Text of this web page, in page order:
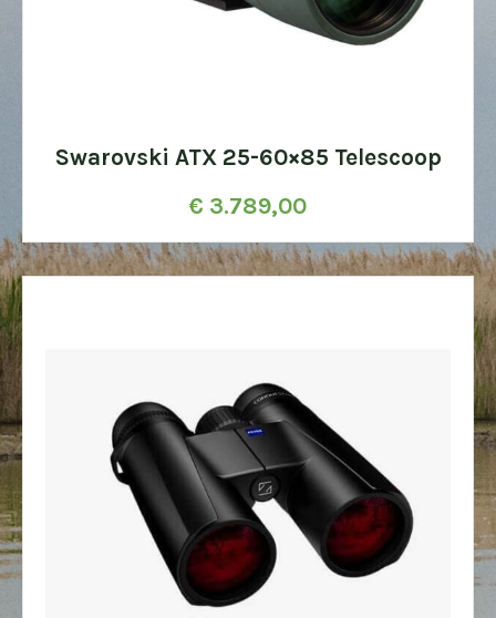
Swarovski ATX 25-60×85 Telescoop
€ 3.789,00